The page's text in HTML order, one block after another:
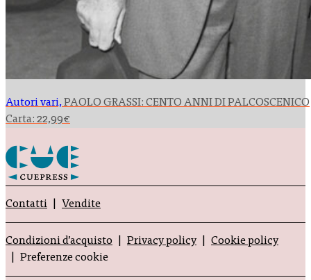
Autori vari,PAOLO GRASSI: CENTO ANNI DI PALCOSCENICO
Carta: 22,99€
Contatti Vendite
Condizioni d’acquisto Privacy policy
Cookie policy
Preferenze cookie